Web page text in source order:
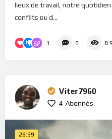
lieux de travail, notre
conflits ou d...
1 0
Viter7960
4 Abonnés
28:39